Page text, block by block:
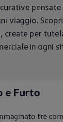
viaggio.
create per
in ogni
e Furto
tre